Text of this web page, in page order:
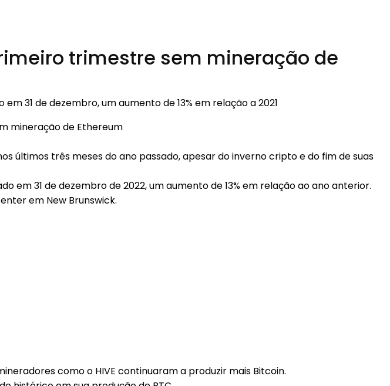
trimestre sem mineração de
31 de dezembro, um aumento de 13% em relação a 2021
últimos três meses do ano passado, apesar do inverno cripto e do fim de suas
31 de dezembro de 2022, um aumento de 13% em relação ao ano anterior.
em New Brunswick.
como o HIVE continuaram a produzir mais Bitcoin.